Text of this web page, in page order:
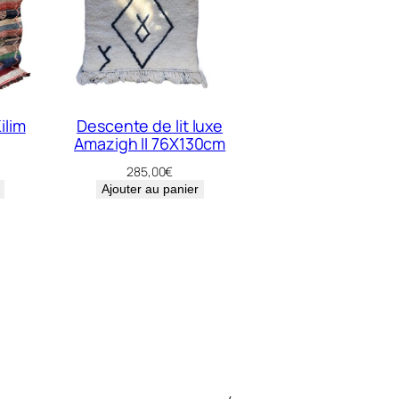
Descente de lit luxe
Amazigh II 76X130cm
285,00€
Ajouter au panier